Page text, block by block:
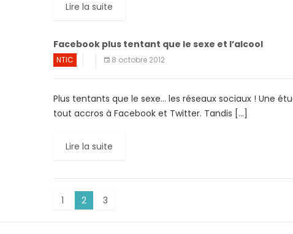
Lire la suite
Facebook plus tentant que le sexe et l’alcool
NTIC 8 octobre 2012
Plus tentants que le sexe… les réseaux sociaux ! Une
tout accros à Facebook et Twitter. Tandis […]
Lire la suite
1 2 3